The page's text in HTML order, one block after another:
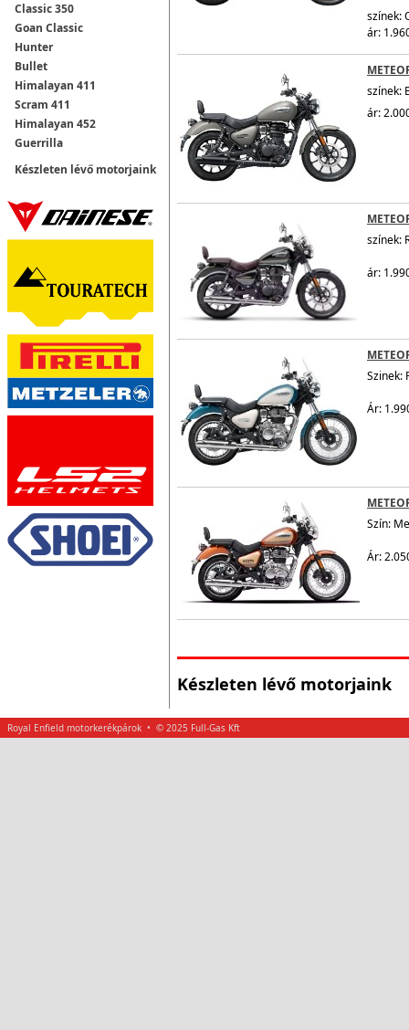
Classic 350
Goan Classic
Hunter
Bullet
Himalayan 411
Scram 411
Himalayan 452
Guerrilla
Készleten lévő motorjaink
színek:
ár:
színek:
ár:
színek:
ár:
Szinek:
Ár:
Szín:
Ár:
Készleten lévő motorjaink
Royal Enfield motorkerékpárok • © 2025 Full-Gas Kft